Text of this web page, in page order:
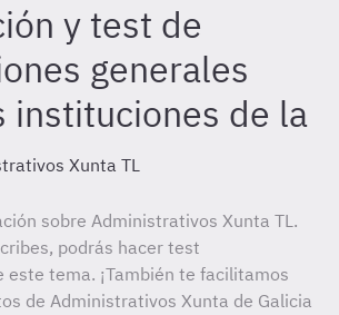
y test de
generales
instituciones de la
Xunta TL
sobre Administrativos Xunta TL.
podrás hacer test
este tema. ¡También te facilitamos
de Administrativos Xunta de Galicia